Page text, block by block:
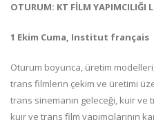
OTURUM: KT FİLM YAPIMCILIĞI
1 Ekim Cuma, Institut français
Oturum boyunca, üretim
trans filmlerin çekim ve üretimi
trans sinemanın geleceği, kuir ve
kuir ve trans film yapımcılarının